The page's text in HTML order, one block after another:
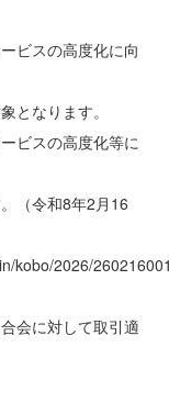
ビスの高度化に向
となります。
ビスの高度化等に
（令和8年2月16
kobo/2026/
会に対して取引適